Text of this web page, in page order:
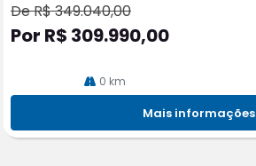
De R$ 349.040,00
Por R$ 309.990,00
0 km
Mais informações